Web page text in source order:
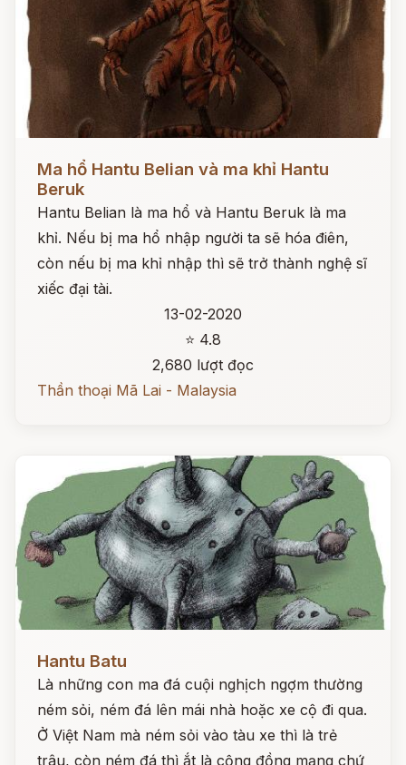
Ma hổ Hantu Belian và ma khỉ Hantu
Beruk
Hantu Belian là ma hổ và Hantu Beruk là ma
khỉ. Nếu bị ma hổ nhập người ta sẽ hóa điên,
còn nếu bị ma khỉ nhập thì sẽ trở thành nghệ sĩ
xiếc đại tài.
13-02-2020
⭐ 4.8
2,680 lượt đọc
Thần thoại Mã Lai - Malaysia
Hantu Batu
Là những con ma đá cuội nghịch ngợm thường
ném sỏi, ném đá lên mái nhà hoặc xe cộ đi qua.
Ở Việt Nam mà ném sỏi vào tàu xe thì là trẻ
trâu, còn ném đá thì ắt là cộng đồng mạng chứ